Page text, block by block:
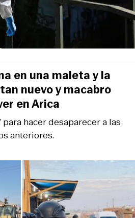
para hacer desaparecer a las
anteriores.
en una maleta y la
nuevo y macabro
en Arica